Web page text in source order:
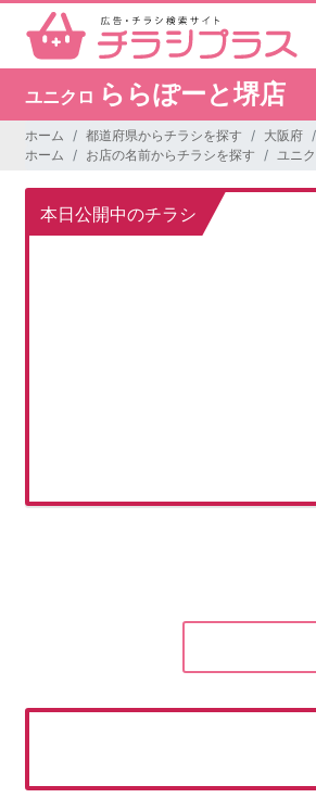
ユニクロ ららぽーと堺店
ホーム 都道府県からチラシを探す 大阪府
ホーム
お店の名前からチラシを探す ユニ
本日公開中のチラシ